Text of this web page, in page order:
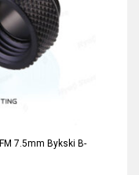
7.5mm Bykski B-